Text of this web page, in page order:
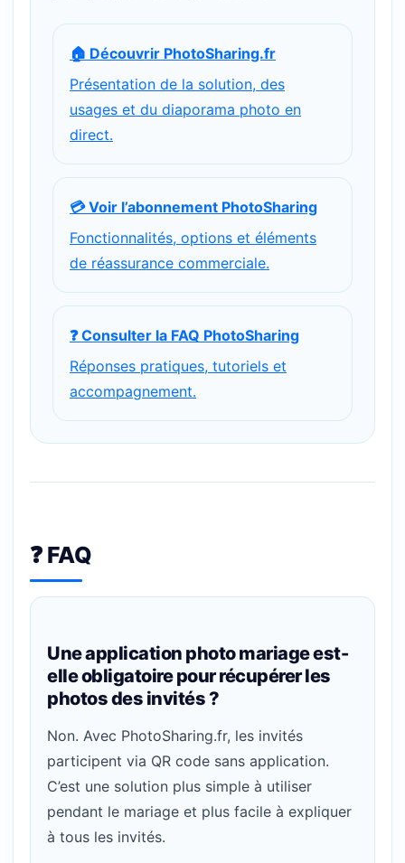
🏠 Découvrir PhotoSharing.fr
Présentation de la solution, des
usages et du diaporama photo en
direct.
💳 Voir l’abonnement PhotoSharing
Fonctionnalités, options et éléments
de réassurance commerciale.
❓ Consulter la FAQ PhotoSharing
Réponses pratiques, tutoriels et
accompagnement.
❓ FAQ
Une application photo mariage est-
elle obligatoire pour récupérer les
photos des invités ?
Non. Avec PhotoSharing.fr, les invités
participent via QR code sans application.
C’est une solution plus simple à utiliser
pendant le mariage et plus facile à expliquer
à tous les invités.